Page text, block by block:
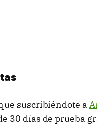
suscribiéndote a
30 días de prueba